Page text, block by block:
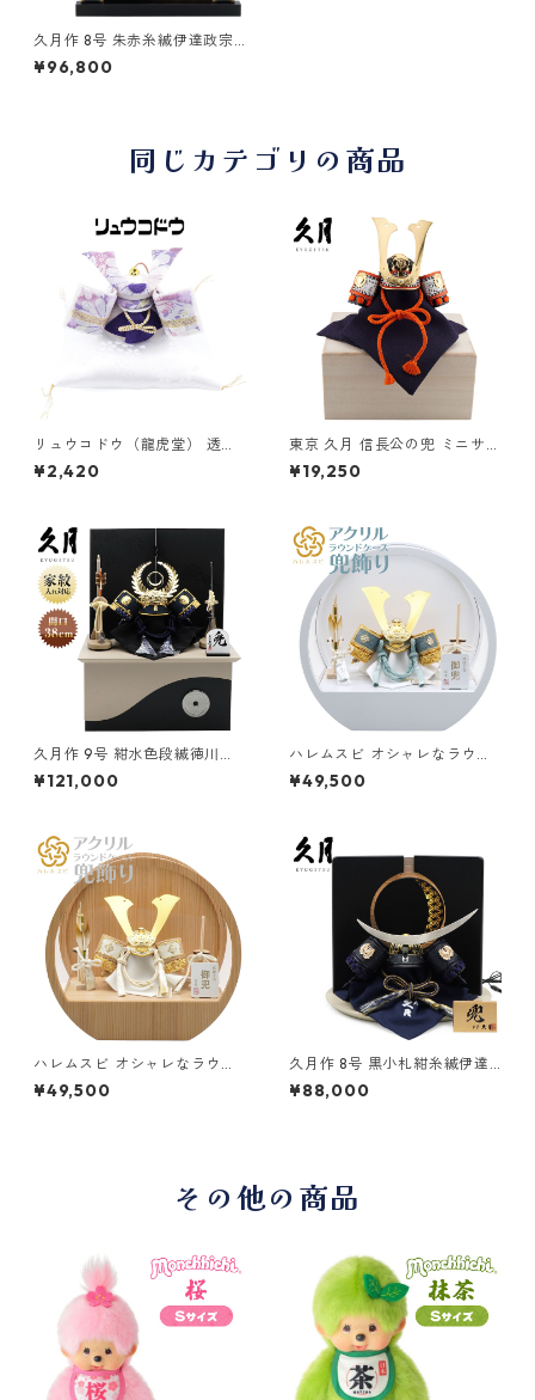
久月作 8号 朱赤糸縅伊達政宗
公ノ彫金兜 五重塔二曲屏風収
納台飾り 五月人形/端午の節
¥96,800
同じカテゴリの商品
リュウコドウ（龍虎堂） 透彩
兜飾り（小）ゆかり 和雑貨/端
午の節句/五月人形/兜/コンパ
¥2,420
東京 久月 信長公の兜 ミニサイ
ズ 桐箱付き 日本製 お土産 R
-5893 和雑貨/コンパクト/置
¥19,250
久月作 9号 紺水色段縅徳川家
康公の兜 黒松屏風・モカ収納
台飾り 五月人形/端午の節句/
¥121,000
ハレムスビ オシャレなラウン
ドケースの兜飾り 仰秀作 6号
蒼青兜 ホワイトアクリルケー
¥49,500
ハレムスビ オシャレなラウン
ドケースの兜飾り 仰秀作 6号
翔兜 杉柾木目アクリルケース
¥49,500
久月作 8号 黒小札紺糸縅伊達
政宗公ノ兜 麻の葉LED屏風平
飾りセット 五月人形/端午の節
¥88,000
その他の商品